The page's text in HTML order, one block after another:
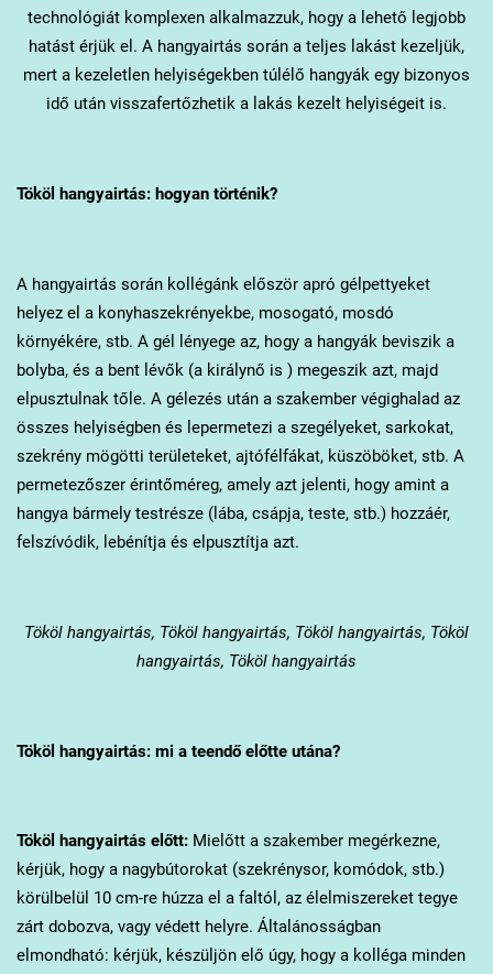
technológiát komplexen alkalmazzuk, hogy a lehető legjobb
hatást érjük el. A hangyairtás során a teljes lakást kezeljük,
mert a kezeletlen helyiségekben túlélő hangyák egy bizonyos
idő után visszafertőzhetik a lakás kezelt helyiségeit is.
Tököl hangyairtás: hogyan történik?
A hangyairtás során kollégánk először apró gélpettyeket
helyez el a konyhaszekrényekbe, mosogató, mosdó
környékére, stb. A gél lényege az, hogy a hangyák beviszik a
bolyba, és a bent lévők (a királynő is ) megeszik azt, majd
elpusztulnak tőle. A gélezés után a szakember végighalad az
összes helyiségben és lepermetezi a szegélyeket, sarkokat,
szekrény mögötti területeket, ajtófélfákat, küszöböket, stb. A
permetezőszer érintőméreg, amely azt jelenti, hogy amint a
hangya bármely testrésze (lába, csápja, teste, stb.) hozzáér,
felszívódik, lebénítja és elpusztítja azt.
Tököl hangyairtás, Tököl hangyairtás, Tököl hangyairtás, Tököl
hangyairtás, Tököl hangyairtás
Tököl hangyairtás: mi a teendő előtte utána?
Tököl hangyairtás előtt:Mielőtt a szakember megérkezne,
kérjük, hogy a nagybútorokat (szekrénysor, komódok, stb.)
körülbelül 10 cm-re húzza el a faltól, az élelmiszereket tegye
zárt dobozva, vagy védett helyre. Általánosságban
elmondható: kérjük, készüljön elő úgy, hogy a kolléga minden